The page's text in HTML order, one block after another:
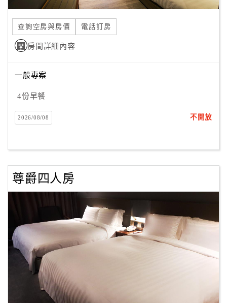
合
作
提
案
店
作
商
合
作
旅
伴
計
查詢空房與房價 電話訂房
房間詳細內容
一般專案
4份早餐
2026/08/08 不開放
尊爵四人房